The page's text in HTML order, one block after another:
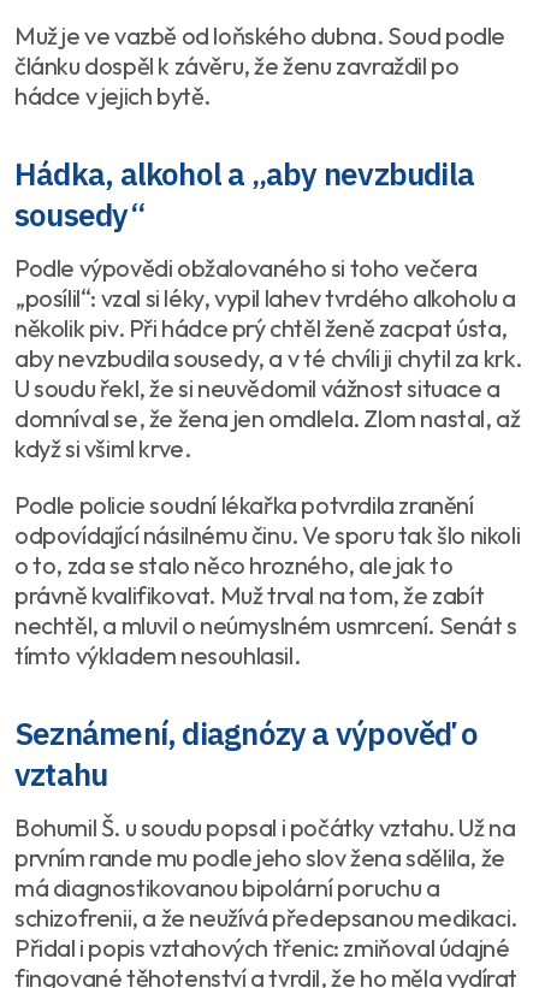
Muž je ve vazbě od loňského dubna. Soud podle
článku dospěl k závěru, že ženu zavraždil po
hádce v jejich bytě.
Hádka, alkohol a „aby nevzbudila
sousedy“
Podle výpovědi obžalovaného si toho večera
„posílil“: vzal si léky, vypil lahev tvrdého alkoholu a
několik piv. Při hádce prý chtěl ženě zacpat ústa,
aby nevzbudila sousedy, a v té chvíli ji chytil za krk.
U soudu řekl, že si neuvědomil vážnost situace a
domníval se, že žena jen omdlela. Zlom nastal, až
když si všiml krve.
Podle policie soudní lékařka potvrdila zranění
odpovídající násilnému činu. Ve sporu tak šlo nikoli
o to, zda se stalo něco hrozného, ale jak to
právně kvalifikovat. Muž trval na tom, že zabít
nechtěl, a mluvil o neúmyslném usmrcení. Senát s
tímto výkladem nesouhlasil.
Seznámení, diagnózy a výpověď o
vztahu
Bohumil Š. u soudu popsal i počátky vztahu. Už na
prvním rande mu podle jeho slov žena sdělila, že
má diagnostikovanou bipolární poruchu a
schizofrenii, a že neužívá předepsanou medikaci.
Přidal i popis vztahových třenic: zmiňoval údajné
fingované těhotenství a tvrdil, že ho měla vydírat